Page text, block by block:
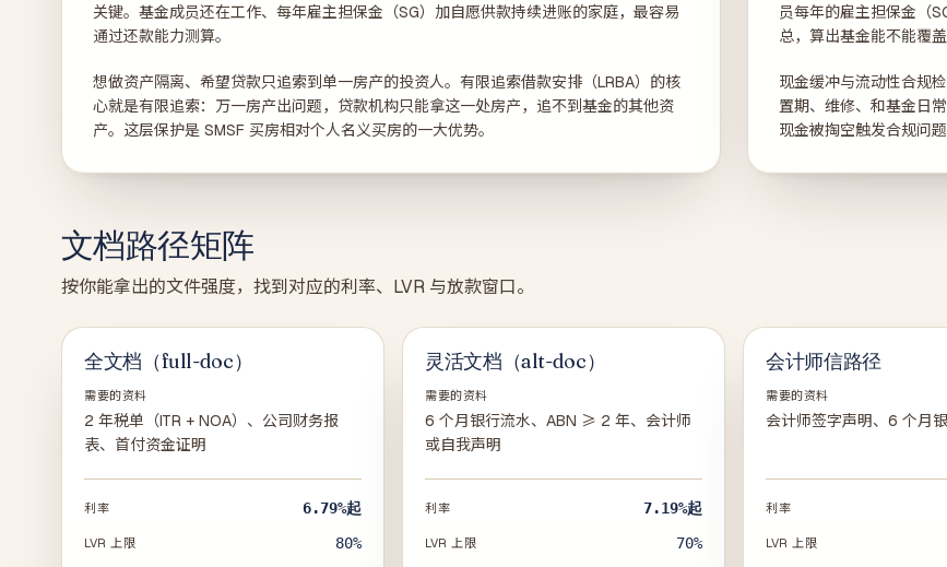
关键。基金成员还在工作、每年雇主担保金（SG）加自愿供款持续进账的家庭，最容易
通过还款能力测算。
想做资产隔离、希望贷款只追索到单一房产的投资人。有限追索借款安排（LRBA）的核
心就是有限追索：万一房产出问题，贷款机构只能拿这一处房产，追不到基金的其他资
产。这层保护是 SMSF 买房相对个人名义买房的一大优势。
员每年的雇主担保金（
总，算出基金能不能覆
现金缓冲与流动性合规
置期、维修、和基金日
现金被掏空触发合规问题
文档路径矩阵
按你能拿出的文件强度，找到对应的利率、LVR 与放款窗口。
全文档（full-doc）
需要的资料
2 年税单（ITR + NOA）、公司财务报
表、首付资金证明
利率 6.79%起
LVR 上限 80%
灵活文档（alt-doc）
需要的资料
6 个月银行流水、ABN ≥ 2 年、会计师
或自我声明
利率 7.19%起
LVR 上限 70%
会计师信路径
需要的资料
会计师签字声明、6 个月
利率
LVR 上限